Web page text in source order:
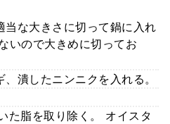
当な大きさに切って鍋に入れ
いので大きめに切ってお
潰したニンニクを入れる。
た脂を取り除く。 オイスタ